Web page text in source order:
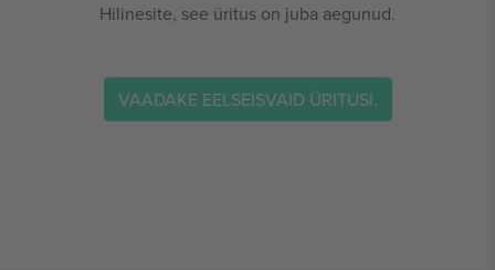
Hilinesite, see üritus on juba aegunud.
VAADAKE EELSEISVAID ÜRITUSI.